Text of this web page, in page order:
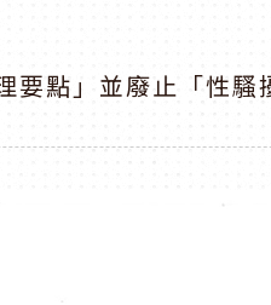
要點」並廢止「性騷